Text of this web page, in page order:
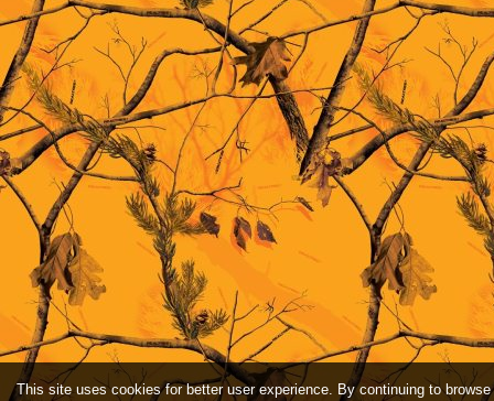
This site uses cookies for better user experience. By continuing to